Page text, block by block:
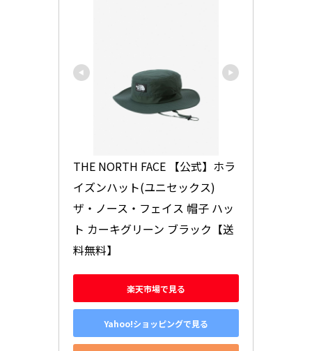
THE NORTH FACE 【公式】ホラ
イズンハット(ユニセックス)
ザ・ノース・フェイス 帽子 ハッ
ト カーキグリーン ブラック【送
料無料】
楽天市場で見る
Yahoo!ショッピングで見る